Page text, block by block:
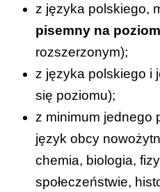
z języka polskiego,
pisemny na
rozszerzonym);
z języka polskiego i
się poziomu);
z minimum jednego
język obcy
chemia, biologia,
społeczeństwie,